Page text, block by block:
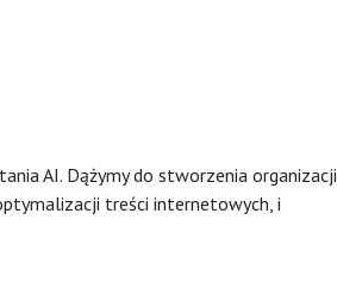
AI. Dążymy do stworzenia organizacji
treści internetowych, i